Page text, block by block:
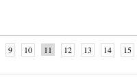
9 10 11 12 13 14 15